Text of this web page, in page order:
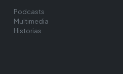
Podcasts
Multimedia
Historias